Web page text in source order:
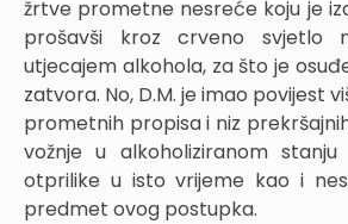
žrtve prometne nesreće koju je
prošavši kroz crveno svjetlo
utjecajem alkohola, za što je
zatvora. No, D.M. je imao povijest
prometnih propisa i niz
vožnje u alkoholiziranom
otprilike u isto vrijeme kao i
predmet ovog postupka.